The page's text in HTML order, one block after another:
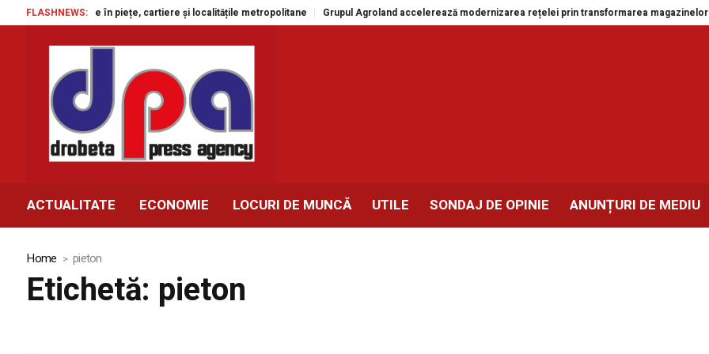
FLASHNEWS:
gratuite în piețe, cartiere și localitățile metropolitane Grupul Agroland accelerează modernizarea rețelei prin transformarea magazinelor din
ACTUALITATE ECONOMIE LOCURI DE MUNCĂ UTILE SONDAJ DE OPINIE ANUNȚURI DE MEDIU
Home pieton
Etichetă: pieton